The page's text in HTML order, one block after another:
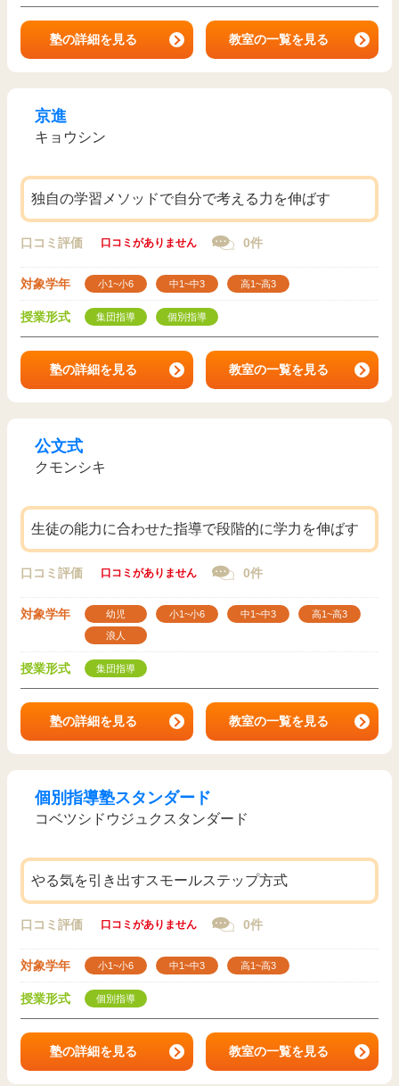
塾の詳細を見る 教室の一覧を見る
京進
キョウシン
独自の学習メソッドで自分で考える力を伸ばす
口コミ評価 口コミがありません 0件
対象学年 小1~小6 中1~中3 高1~高3
授業形式 集団指導 個別指導
塾の詳細を見る 教室の一覧を見る
公文式
クモンシキ
生徒の能力に合わせた指導で段階的に学力を伸ばす
口コミ評価 口コミがありません 0件
対象学年 幼児 小1~小6 中1~中3
高1~高3
浪人
授業形式 集団指導
塾の詳細を見る 教室の一覧を見る
個別指導塾スタンダード
コベツシドウジュクスタンダード
やる気を引き出すスモールステップ方式
口コミ評価 口コミがありません 0件
対象学年 小1~小6 中1~中3 高1~高3
授業形式 個別指導
塾の詳細を見る 教室の一覧を見る